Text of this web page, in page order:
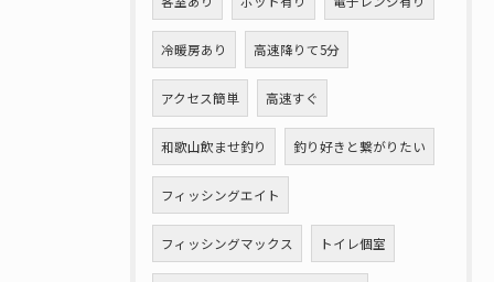
冷暖房あり 高速降りて5分
アクセス簡単 高速すぐ
和歌山飲ませ釣り 釣り好きと繋がりたい
フィッシングエイト
フィッシングマックス トイレ個室